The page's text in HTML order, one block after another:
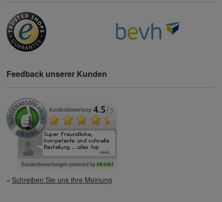
Feedback unserer Kunden
Schreiben Sie uns ihre Meinung